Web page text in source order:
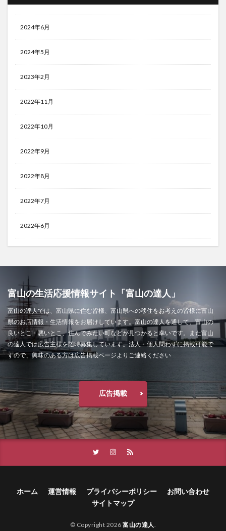
2024年6月
2024年5月
2023年2月
2022年11月
2022年10月
2022年9月
2022年8月
2022年7月
2022年6月
富山の生活応援情報サイト「富山の達人」
富山の達人では、富山県に住む皆様、富山県への移住をお考えの皆様に富山
県のお店情報・生活情報をお届けしています。富山の達人を通して、富山の
良いとこ・悪いとこ、住んでみたい町などが見つかると幸いです。また富山
の達人では広告主様を随時募集しています。法人・個人問わずに掲載可能で
すので、興味のある方は広告掲載ページよりご連絡ください
広告掲載
ホーム 運営情報 プライバシーポリシー
お問い合わせ
サイトマップ
© Copyright 2026富山の達人.